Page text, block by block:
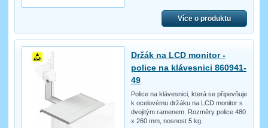
Více o produktu
Držák na LCD monitor -
police na klávesnici 860941-
49
Police na klávesnici, která se připevňuje
k ocelovému držáku na LCD monitor s
dvojitým ramenem. Rozměry police 480
x 260 mm, nosnost 5 kg.